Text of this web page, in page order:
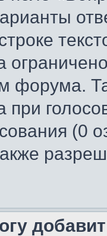
форума.
при
(0